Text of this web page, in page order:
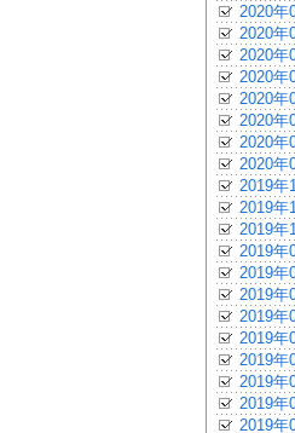
2020年
2020年
2020年
2020年
2020年
2020年
2020年
2020年
2019年
2019年
2019年
2019年
2019年
2019年
2019年
2019年
2019年
2019年
2019年
2019年